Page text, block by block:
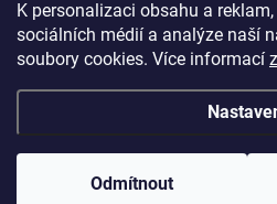
K personalizaci obsahu a
sociálních médií a analýze naší
soubory cookies. Více informací
Odmítnout
explore/locations/957228892/
Copyright 2026ERROW. Všechna